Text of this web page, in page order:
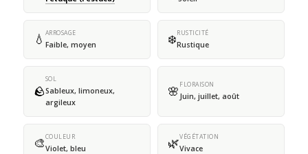
💧 ARROSAGE
Faible, moyen ❄️RUSTICITÉ
Rustique
🪨
SOL
Sableux, limoneux,
argileux
🌸 FLORAISON
Juin, juillet, août
🎨COULEUR
Violet, bleu 🌿VÉGÉTATION
Vivace